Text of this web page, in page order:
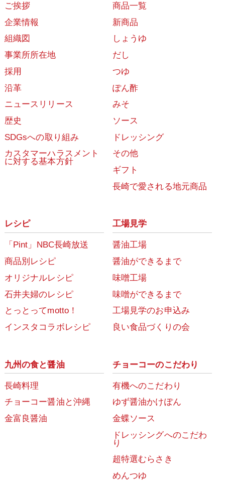
ご挨拶
企業情報
組織図
事業所所在地
採用
沿革
ニュースリリース
歴史
SDGsへの取り組み
カスタマーハラスメント
に対する基本方針
商品一覧
新商品
しょうゆ
だし
つゆ
ぽん酢
みそ
ソース
ドレッシング
その他
ギフト
長崎で愛される地元商品
レシピ
「Pint」NBC長崎放送
商品別レシピ
オリジナルレシピ
石井夫婦のレシピ
とっとってmotto！
インスタコラボレシピ
工場見学
醤油工場
醤油ができるまで
味噌工場
味噌ができるまで
工場見学のお申込み
良い食品づくりの会
九州の食と醤油
長崎料理
チョーコー醤油と沖縄
金富良醤油
チョーコーのこだわり
有機へのこだわり
ゆず醤油かけぽん
金蝶ソース
ドレッシングへのこだわ
り
超特選むらさき
めんつゆ